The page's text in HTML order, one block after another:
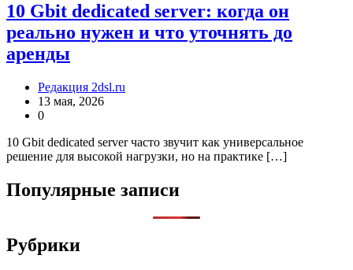
10 Gbit dedicated server: когда он
реально нужен и что уточнять до
аренды
Редакция 2dsl.ru
13 мая, 2026
0
10 Gbit dedicated server часто звучит как универсальное
решение для высокой нагрузки, но на практике […]
Популярные записи
Рубрики